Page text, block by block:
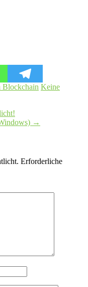
Blockchain Keine
→
Erforderliche